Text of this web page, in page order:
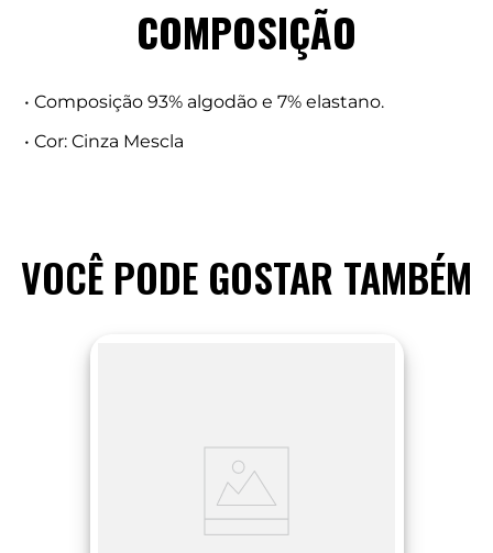
COMPOSIÇÃO
• Composição 93% algodão e 7% elastano.
• Cor: Cinza Mescla
VOCÊ PODE GOSTAR TAMBÉM